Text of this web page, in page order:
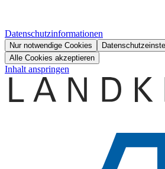
Datenschutzinformationen
Nur notwendige Cookies
Alle Cookies akzeptieren
Inhalt anspringen